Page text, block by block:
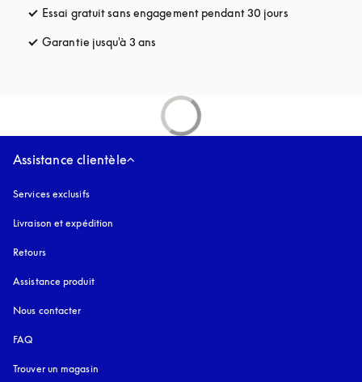
Essai gratuit sans engagement pendant 30 jours
Garantie jusqu'à 3 ans
Assistance clientèle
Services exclusifs
Livraison et expédition
Retours
Assistance produit
Nous contacter
FAQ
Trouver un magasin